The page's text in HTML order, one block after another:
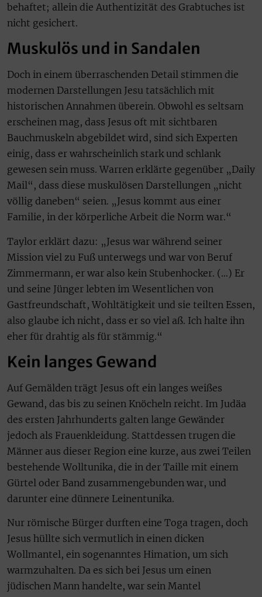
behaftet; allein die Authentizität des Grabtuches ist
nicht gesichert.
Muskulös und in Sandalen
Doch in einem überraschenden Detail stimmen die
modernen Darstellungen Jesu tatsächlich mit
historischen Annahmen überein. Obwohl es seltsam
erscheinen mag, dass Jesus oft mit sichtbaren
Bauchmuskeln abgebildet wird, sind sich Experten
einig, dass er wahrscheinlich stark und schlank
gewesen sein muss. Warren erklärte gegenüber „Daily
Mail“, dass diese muskulösen Darstellungen „nicht
völlig daneben“ seien. „Jesus kommt aus einer
Familie, in der körperliche Arbeit die Norm war.“
Taylor erklärt dazu: „Jesus war während seiner
Mission viel zu Fuß unterwegs und war von Beruf
Zimmermann, er war also kein Stubenhocker. (…) Er
und seine Jünger lebten im Wesentlichen von
Gastfreundschaft, Wohltätigkeit und sie teilten Essen,
also glaube ich nicht, dass er so viel aß. Ich halte ihn
eher für drahtig als für stämmig.“
Kein langes Gewand
Auf Gemälden trägt Jesus oft ein langes weißes
Gewand, das bis zu seinen Knöcheln reicht. Im Judäa
des ersten Jahrhunderts galten lange Gewänder
jedoch als Frauenkleidung. Stattdessen trugen die
Männer aus dieser Region eine kurze, aus zwei Teilen
bestehende Wolltunika, die in der Taille mit einem
Gürtel oder Band zusammengebunden war, und
darunter eine dünnere Leinentunika.
Nur römische Bürger durften eine Toga tragen, doch
Jesus hüllte sich vermutlich in einen dicken
Wollmantel, ein sogenanntes Himation, um sich
warmzuhalten. Da es sich bei Jesus um einen
jüdischen Mann handelte, war sein Mantel